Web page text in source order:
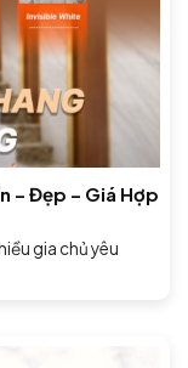
– Đẹp – Giá Hợp
gia chủ yêu